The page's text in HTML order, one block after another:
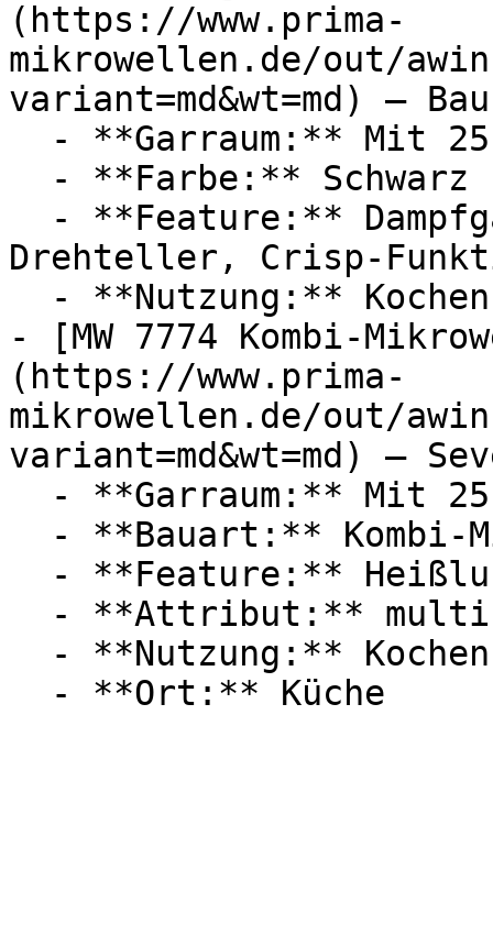
(https://www.prima-
mikrowellen.de/out/
variant=md&wt=md) —
Drehteller, Crisp-
- [MW 7774 Kombi-
(https://www.prima-
mikrowellen.de/out/
variant=md&wt=md) —